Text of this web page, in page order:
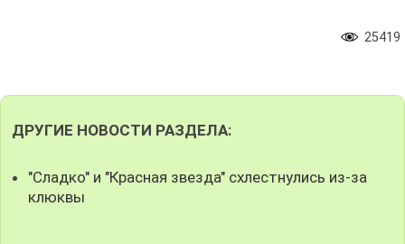
25419
ДРУГИЕ НОВОСТИ РАЗДЕЛА:
"Сладко" и "Красная звезда" схлестнулись из-за
клюквы